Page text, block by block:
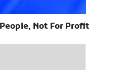
Not For Profit